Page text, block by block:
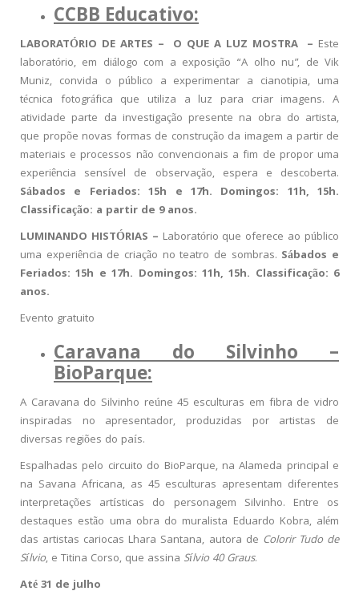
CCBB Educativo:
LABORATÓRIO DE ARTES – O QUE A LUZ MOSTRA – Este
laboratório, em diálogo com a exposição “A olho nu”, de Vik
Muniz, convida o público a experimentar a cianotipia, uma
técnica fotográfica que utiliza a luz para criar imagens. A
atividade parte da investigação presente na obra do artista,
que propõe novas formas de construção da imagem a partir de
materiais e processos não convencionais a fim de propor uma
experiência sensível de observação, espera e descoberta.
Sábados e Feriados: 15h e 17h. Domingos: 11h, 15h.
Classificação: a partir de 9 anos.
LUMINANDO HISTÓRIAS – Laboratório que oferece ao público
uma experiência de criação no teatro de sombras. Sábados e
Feriados: 15h e 17h. Domingos: 11h, 15h. Classificação: 6
anos.
Evento gratuito
Caravana do Silvinho –
BioParque:
A Caravana do Silvinho reúne 45 esculturas em fibra de vidro
inspiradas no apresentador, produzidas por artistas de
diversas regiões do país.
Espalhadas pelo circuito do BioParque, na Alameda principal e
na Savana Africana, as 45 esculturas apresentam diferentes
interpretações artísticas do personagem Silvinho. Entre os
destaques estão uma obra do muralista Eduardo Kobra, além
das artistas cariocas Lhara Santana, autora de Colorir Tudo de
Sílvio, e Titina Corso, que assina Sílvio 40 Graus.
Até 31 de julho